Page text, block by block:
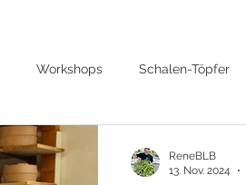
Workshops Schalen-Töpfer
ReneBLB
13. Nov. 2024